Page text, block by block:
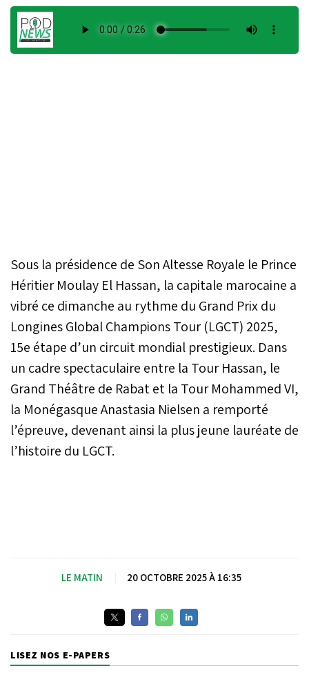
Sous la présidence de Son Altesse Royale le Prince
Héritier Moulay El Hassan, la capitale marocaine a
vibré ce dimanche au rythme du Grand Prix du
Longines Global Champions Tour (LGCT) 2025,
15e étape d’un circuit mondial prestigieux. Dans
un cadre spectaculaire entre la Tour Hassan, le
Grand Théâtre de Rabat et la Tour Mohammed VI,
la Monégasque Anastasia Nielsen a remporté
l’épreuve, devenant ainsi la plus jeune lauréate de
l’histoire du LGCT.
LE MATIN 20 OCTOBRE 2025 À 16:35
LISEZ NOS E-PAPERS